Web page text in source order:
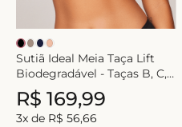
Sutiã Ideal Meia Taça Lift
Biodegradável - Taças B, C,
D e DD
R$ 169,99
3x de R$ 56,66
biquini
º calcinha